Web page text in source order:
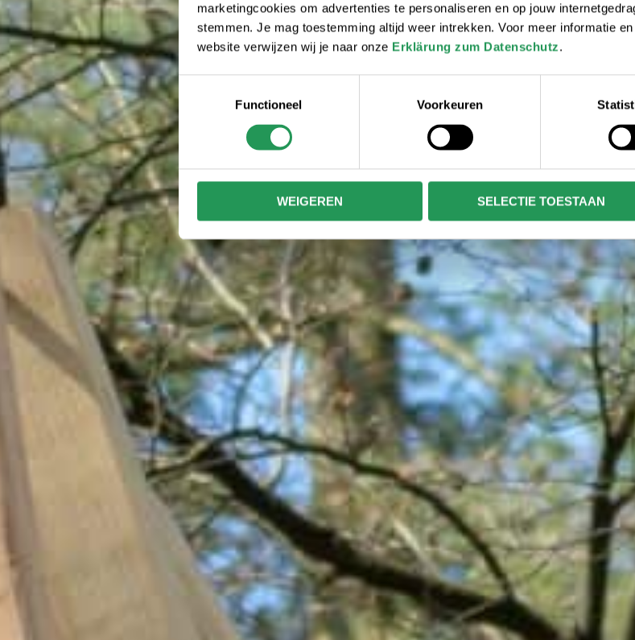
marketingcookies om advertenties te personaliseren en op jouw
stemmen. Je mag toestemming altijd weer intrekken. Voor meer informatie
website verwijzen wij je naar onze Erklärung zum Datenschutz.
Toestemmingsselectie
Functioneel
Voorkeuren
WEIGEREN SELECTIE TOESTAAN